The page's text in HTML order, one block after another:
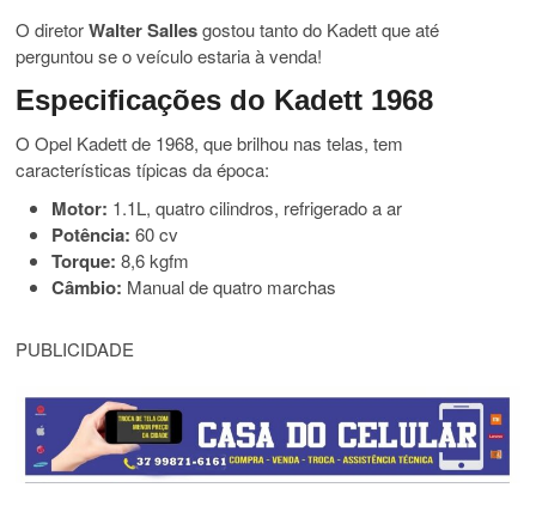
O diretorWalter Sallesgostou tanto do Kadett que até
perguntou se o veículo estaria à venda!
Especificações do Kadett 1968
O Opel Kadett de 1968, que brilhou nas telas, tem
características típicas da época:
Motor: 1.1L, quatro cilindros, refrigerado a ar
Potência: 60 cv
Torque: 8,6 kgfm
Câmbio: Manual de quatro marchas
PUBLICIDADE